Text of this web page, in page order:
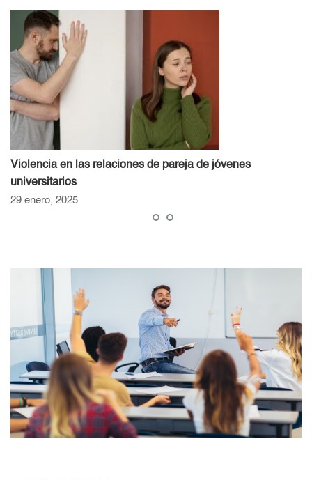
Violencia en las relaciones de pareja de jóvenes
universitarios
29 enero, 2025